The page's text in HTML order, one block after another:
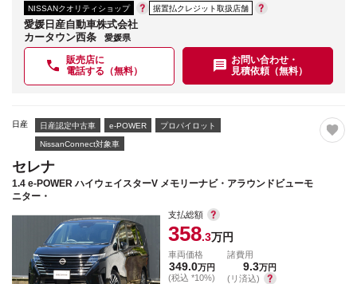
NISSANクオリティショップ 据置払クレジット取扱店舗
愛媛日産自動車株式会社
カータウン西条
愛媛県
販売店に
電話する（無料）
お問い合わせ・
見積依頼（無料）
日産 日産認定中古車 e-POWER プロパイロット
NissanConnect対象車
セレナ
1.4 e-POWER ハイウェイスターV メモリーナビ・アラウンドビューモ
ニター・
支払総額
358.3万円
車両価格
349.0万円
(税込 *10%)
諸費用
9.3万円
(リ済込)